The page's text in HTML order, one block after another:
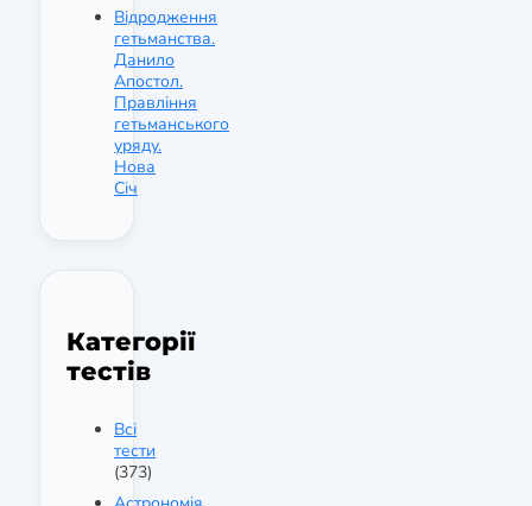
Відродження
гетьманства.
Данило
Апостол.
Правління
гетьманського
уряду.
Нова
Січ
Категорії
тестів
Всі
тести
(373)